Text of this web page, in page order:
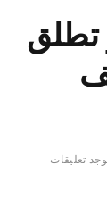
تطلق
تعليقات